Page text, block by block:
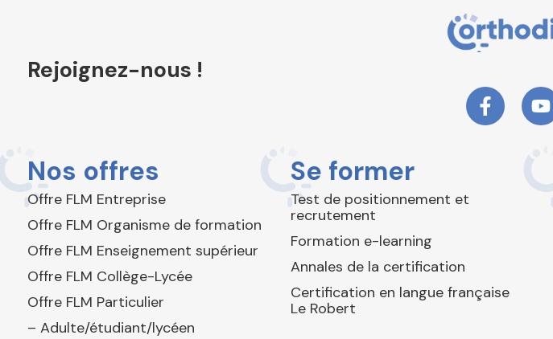
Rejoignez-nous !
Nos offres
Offre FLM Entreprise
Offre FLM Organisme de formation
Offre FLM Enseignement supérieur
Offre FLM Collège-Lycée
Offre FLM Particulier
– Adulte/étudiant/lycéen
Se former
Test de positionnement et
recrutement
Formation e-learning
Annales de la certification
Certification en langue française
Le Robert